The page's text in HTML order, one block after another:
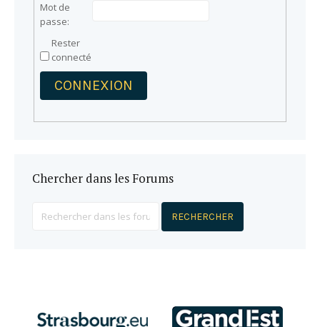
Mot de
passe:
Rester
connecté
CONNEXION
Chercher dans les Forums